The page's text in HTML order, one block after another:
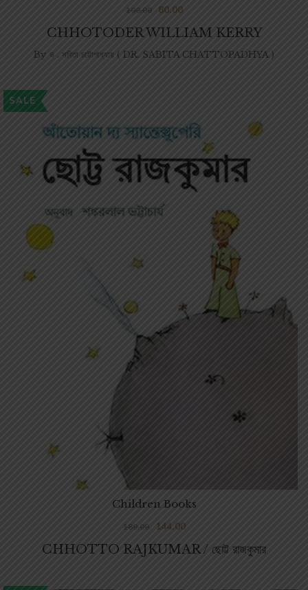
CHHOTODER WILLIAM KERRY
100.00 80.00
By ড . সবিতা চট্টোপাধ্যায় ( DR. SABITA CHATTOPADHYA )
SALE
CHHOTTO RAJKUMAR / ছোট্ট রাজকুমার
Children Books
180.00 144.00